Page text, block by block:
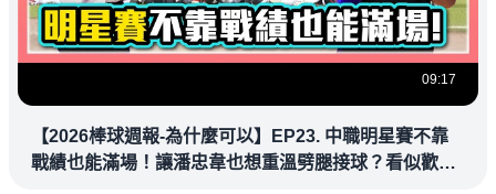
09:17
【2026棒球週報-為什麼可以】EP23. 中職明星賽不靠
戰績也能滿場！讓潘忠韋也想重溫劈腿接球？看似歡樂